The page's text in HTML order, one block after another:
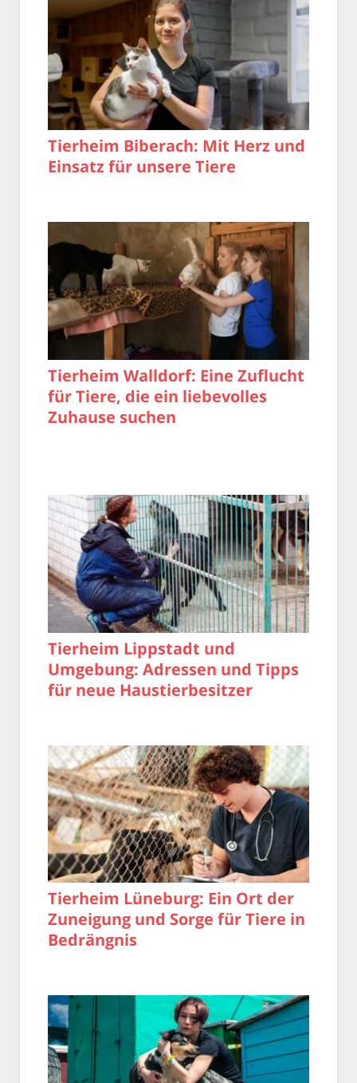
Tierheim Biberach: Mit Herz und
Einsatz für unsere Tiere
Tierheim Walldorf: Eine Zuflucht
für Tiere, die ein liebevolles
Zuhause suchen
Tierheim Lippstadt und
Umgebung: Adressen und Tipps
für neue Haustierbesitzer
Tierheim Lüneburg: Ein Ort der
Zuneigung und Sorge für Tiere in
Bedrängnis